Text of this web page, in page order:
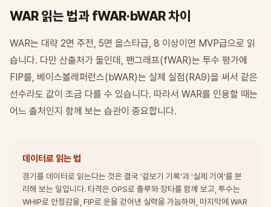
WAR 읽는 법과 fWAR·bWAR 차이
WAR는 대략 2면 주전, 5면 올스타급, 8 이상이면 MVP급으로 읽
습니다. 다만 산출처가 둘인데, 팬그래프(fWAR)는 투수 평가에
FIP를, 베이스볼레퍼런스(bWAR)는 실제 실점(RA9)을 써서 같은
선수라도 값이 조금 다를 수 있습니다. 따라서 WAR를 인용할 때는
어느 출처인지 함께 보는 습관이 중요합니다.
데이터로 읽는 법
경기를 데이터로 읽는다는 것은 결국 '겉보기 기록'과 '실제 기여'를 분
리해 보는 일입니다. 타격은 OPS로 출루와 장타를 함께 보고, 투수는
WHIP로 안정감을, FIP로 운을 걷어낸 실력을 가늠하며, 마지막에 WAR